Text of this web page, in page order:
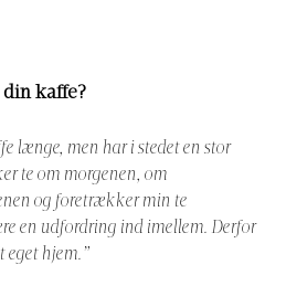
kaffe?
længe, men har i stedet en stor
te om morgenen, om
og foretrækker min te
en udfordring ind imellem. Derfor
eget hjem.”